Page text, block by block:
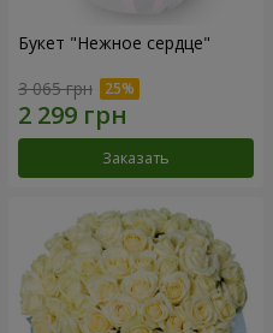
Букет "Нежное сердце"
3 065 грн
Заказать